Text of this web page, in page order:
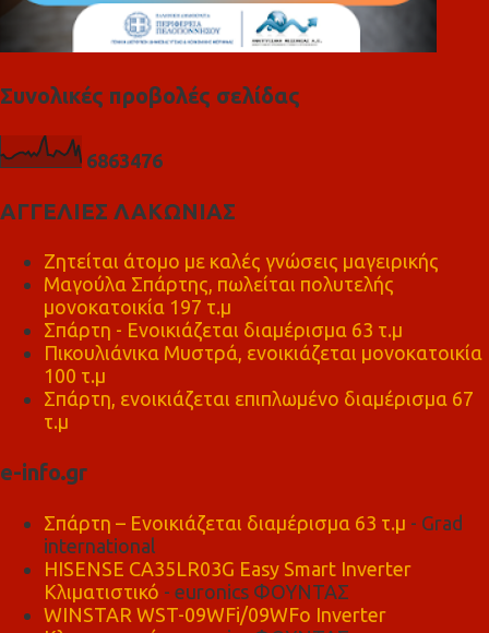
Συνολικές προβολές σελίδας
6863476
ΑΓΓΕΛΙΕΣ ΛΑΚΩΝΙΑΣ
Ζητείται άτομο με καλές γνώσεις μαγειρικής
Μαγούλα Σπάρτης, πωλείται πολυτελής
μονοκατοικία 197 τ.μ
Σπάρτη - Ενοικιάζεται διαμέρισμα 63 τ.μ
Πικουλιάνικα Μυστρά, ενοικιάζεται μονοκατοικία
100 τ.μ
Σπάρτη, ενοικιάζεται επιπλωμένο διαμέρισμα 67
τ.μ
e-info.gr
Σπάρτη – Ενοικιάζεται διαμέρισμα 63 τ.μ - Grad
international
HISENSE CA35LR03G Easy Smart Inverter
Κλιματιστικό - euronics ΦΟΥΝΤΑΣ
WINSTAR WST-09WFi/09WFo Inverter